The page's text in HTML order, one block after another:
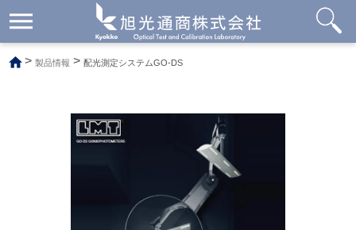
メ
ニ
ュ>製品情報 >配光測定システムGO-DS